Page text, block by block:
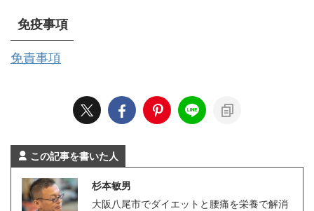
免疫事項
免責事項
この記事を書いた人
杉本敏男
大阪八尾市でダイエットと腰痛を栄養で解消